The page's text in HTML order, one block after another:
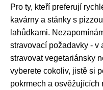
Pro ty, kteří preferují
kavárny a stánky s
lahůdkami.
stravovací požadavky - v
stravovat vegetariánsky
vyberete cokoliv, jistě si
pokrmech a osvěžujících